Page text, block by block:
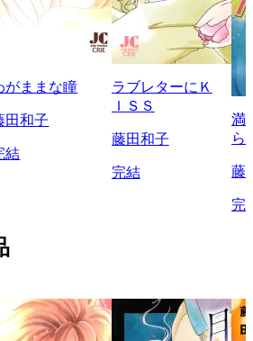
がままな瞳
田和子
結
ラブレターにＫ
ＩＳＳ
藤田和子
完結
満
ら
藤
完